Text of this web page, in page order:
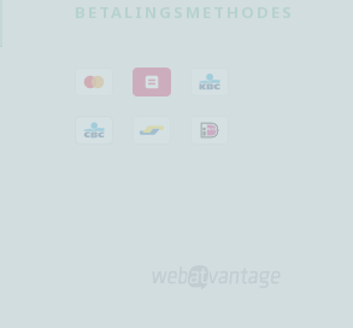
BETALINGSMETHODES